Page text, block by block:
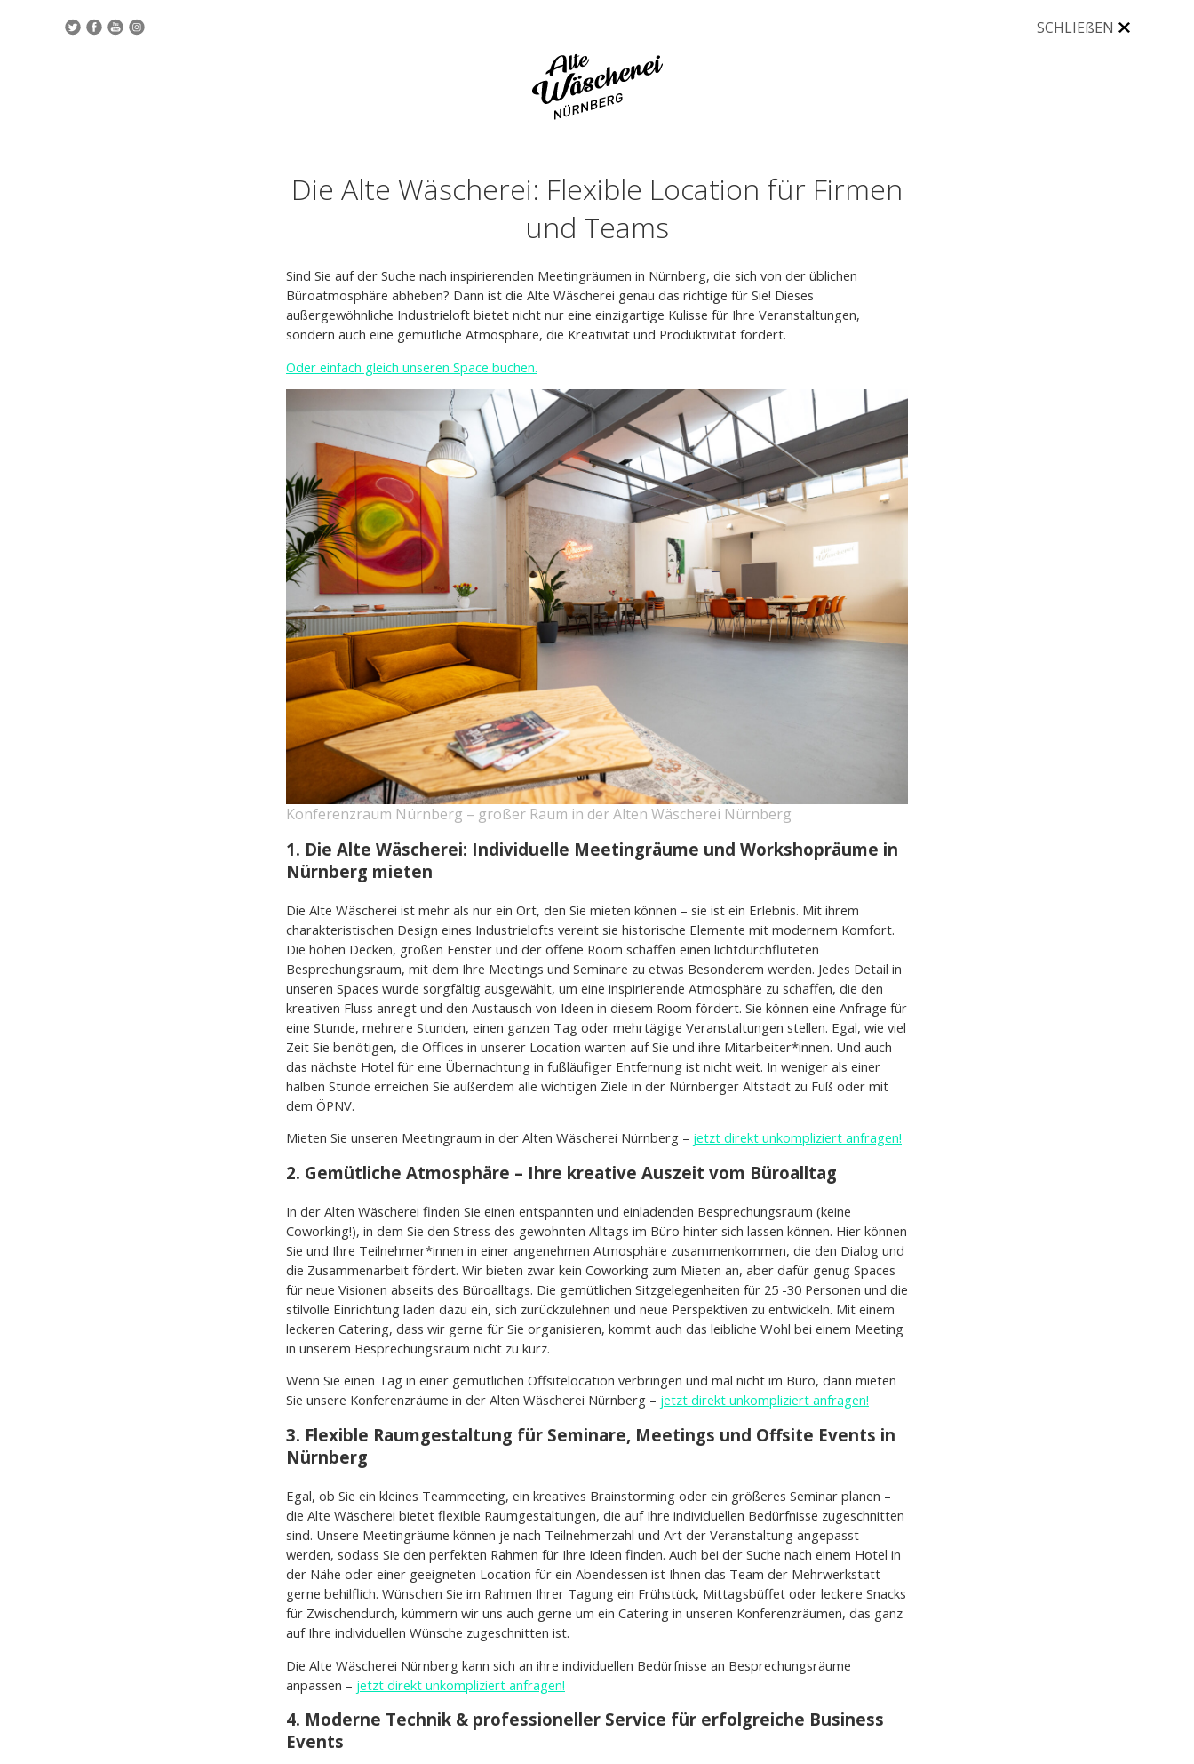
SCHLIEßEN
Die Alte Wäscherei: Flexible Location für Firmen
und Teams
Sind Sie auf der Suche nach inspirierenden Meetingräumen in Nürnberg, die sich von der üblichen
Büroatmosphäre abheben? Dann ist die Alte Wäscherei genau das richtige für Sie! Dieses
außergewöhnliche Industrieloft bietet nicht nur eine einzigartige Kulisse für Ihre Veranstaltungen,
sondern auch eine gemütliche Atmosphäre, die Kreativität und Produktivität fördert.
Oder einfach gleich unseren Space buchen.
Konferenzraum Nürnberg – großer Raum in der Alten Wäscherei Nürnberg
1. Die Alte Wäscherei: Individuelle Meetingräume und Workshopräume in
Nürnberg mieten
Die Alte Wäscherei ist mehr als nur ein Ort, den Sie mieten können – sie ist ein Erlebnis. Mit ihrem
charakteristischen Design eines Industrielofts vereint sie historische Elemente mit modernem Komfort.
Die hohen Decken, großen Fenster und der offene Room schaffen einen lichtdurchfluteten
Besprechungsraum, mit dem Ihre Meetings und Seminare zu etwas Besonderem werden. Jedes Detail in
unseren Spaces wurde sorgfältig ausgewählt, um eine inspirierende Atmosphäre zu schaffen, die den
kreativen Fluss anregt und den Austausch von Ideen in diesem Room fördert. Sie können eine Anfrage für
eine Stunde, mehrere Stunden, einen ganzen Tag oder mehrtägige Veranstaltungen stellen. Egal, wie viel
Zeit Sie benötigen, die Offices in unserer Location warten auf Sie und ihre Mitarbeiter*innen. Und auch
das nächste Hotel für eine Übernachtung in fußläufiger Entfernung ist nicht weit. In weniger als einer
halben Stunde erreichen Sie außerdem alle wichtigen Ziele in der Nürnberger Altstadt zu Fuß oder mit
dem ÖPNV.
Mieten Sie unseren Meetingraum in der Alten Wäscherei Nürnberg – jetzt direkt unkompliziert anfragen!
2. Gemütliche Atmosphäre – Ihre kreative Auszeit vom Büroalltag
In der Alten Wäscherei finden Sie einen entspannten und einladenden Besprechungsraum (keine
Coworking!), in dem Sie den Stress des gewohnten Alltags im Büro hinter sich lassen können. Hier können
Sie und Ihre Teilnehmer*innen in einer angenehmen Atmosphäre zusammenkommen, die den Dialog und
die Zusammenarbeit fördert. Wir bieten zwar kein Coworking zum Mieten an, aber dafür genug Spaces
für neue Visionen abseits des Büroalltags. Die gemütlichen Sitzgelegenheiten für 25 -30 Personen und die
stilvolle Einrichtung laden dazu ein, sich zurückzulehnen und neue Perspektiven zu entwickeln. Mit einem
leckeren Catering, dass wir gerne für Sie organisieren, kommt auch das leibliche Wohl bei einem Meeting
in unserem Besprechungsraum nicht zu kurz.
Wenn Sie einen Tag in einer gemütlichen Offsitelocation verbringen und mal nicht im Büro, dann mieten
Sie unsere Konferenzräume in der Alten Wäscherei Nürnberg – jetzt direkt unkompliziert anfragen!
3. Flexible Raumgestaltung für Seminare, Meetings und Offsite Events in
Nürnberg
Egal, ob Sie ein kleines Teammeeting, ein kreatives Brainstorming oder ein größeres Seminar planen –
die Alte Wäscherei bietet flexible Raumgestaltungen, die auf Ihre individuellen Bedürfnisse zugeschnitten
sind. Unsere Meetingräume können je nach Teilnehmerzahl und Art der Veranstaltung angepasst
werden, sodass Sie den perfekten Rahmen für Ihre Ideen finden. Auch bei der Suche nach einem Hotel in
der Nähe oder einer geeigneten Location für ein Abendessen ist Ihnen das Team der Mehrwerkstatt
gerne behilflich. Wünschen Sie im Rahmen Ihrer Tagung ein Frühstück, Mittagsbüffet oder leckere Snacks
für Zwischendurch, kümmern wir uns auch gerne um ein Catering in unseren Konferenzräumen, das ganz
auf Ihre individuellen Wünsche zugeschnitten ist.
Die Alte Wäscherei Nürnberg kann sich an ihre individuellen Bedürfnisse an Besprechungsräume
anpassen – jetzt direkt unkompliziert anfragen!
4. Moderne Technik & professioneller Service für erfolgreiche Business
Events